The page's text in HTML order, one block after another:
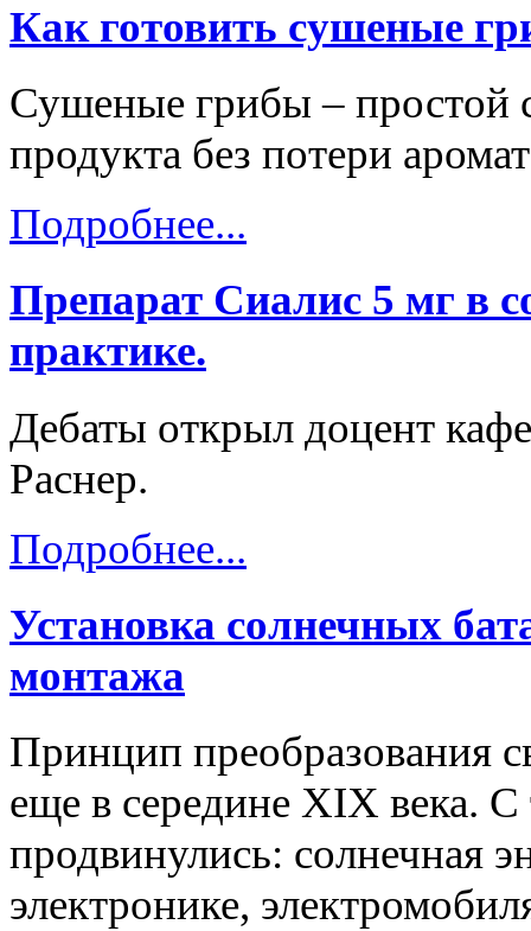
Как готовить сушеные
Сушеные грибы – простой
продукта без потери
Подробнее...
Препарат Сиалис 5 мг в
практике.
Дебаты открыл доцент
Раснер.
Подробнее...
Установка солнечных
монтажа
Принцип преобразования
еще в середине XIX века.
продвинулись: солнечная
электронике,